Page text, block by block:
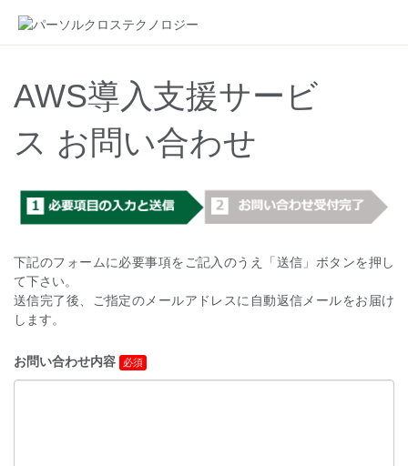
AWS導入支援サービ
ス お問い合わせ
下記のフォームに必要事項をご記入のうえ「送信」ボタンを押し
て下さい。
送信完了後、ご指定のメールアドレスに自動返信メールをお届け
します。
お問い合わせ内容